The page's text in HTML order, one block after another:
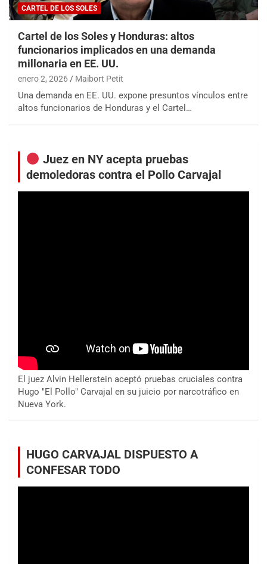
CARTEL DE LOS SOLES
Cartel de los Soles y Honduras: altos
funcionarios implicados en una demanda
millonaria en EE. UU.
enero 2, 2026 Maibort Petit
Una demanda en EE. UU. expone presuntos vínculos entre
altos funcionarios de Honduras y el Cartel…
Juez en NY acepta pruebas
demoledoras contra el Pollo Carvajal
El juez Alvin Hellerstein aceptó pruebas cruciales contra
Hugo "El Pollo" Carvajal en su juicio por narcotráfico en
Nueva York.
HUGO CARVAJAL DISPUESTO A
CONFESAR TODO